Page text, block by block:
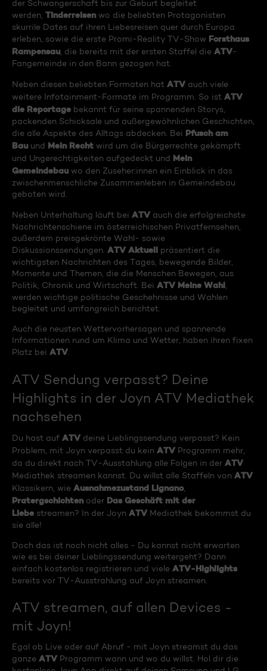
der Schwangerschaft bis zur Geburt begleitet
werden, Tinderreisenwo die beliebten Protagonisten
skurrile Dates auf ihren Liebesreisen quer durch Europa
erleben, sowie die erste Promi-Reality TV-Show Forsthaus
Rampensau , die bereits mit der ersten Staffel die ATV-
Fangemeinde in den Bann gezogen hat.
Neben diesen beliebten Formaten hat ATV auch viele
weitere Infotainment-Formate im Programm. So ist ATV
die Reportage bekannt für seine spannenden Storys,
packenden Schicksale und außergewöhnlichen Geschichten,
die alle Aspekte des Alltags abdecken. Bei Pfusch am
Bau und Mein Recht wird um die Bürgerrechte gekämpft
und Ungerechtigkeiten aufgedeckt und Mein
Gemeindebau wo den Zuseher:innen ein Einblick in das
zwischenmenschliche Zusammenleben in Gemeindebau
geboten wird.
Neben Unterhaltung läuft bei ATV auch die erfolgreichste
Nachrichtenschiene im österreichischen Privatfernsehen,
außerdem preisgekrönte Wahl- sowie
Diskussionssendungen. ATV Aktuell präsentiert die
wichtigsten Nachrichten des Tages, bewegende Bilder,
Momente und Themen, die die Menschen Bewegen, aus
Politik, Chronik und Wirtschaft. Bei ATV Meine Wahl
werden wichtige politische Geschehnisse und Wahlen
begleitet und umfangreich berichtet.
Auch die neusten Wettervorhersagen und spannende
Informationen rund um Klima und Wetter, haben ihren fixen
Platz bei ATV
ATV Sendung verpasst? Deine
Highlights in der Joyn ATV Mediathek
nachsehen
Du hast auf ATV deine Lieblingssendung verpasst? Kein
Problem, mit Joyn verpasst du kein ATV Programm mehr,
da du direkt nach TV-Ausstahlung alle Folgen in der ATV
Mediathek streamen kannst. Du willst alle Staffeln von ATV
Klassikern, wie Ausnahmezustand Lignano,
Pratergschichtenoder Das Geschäft mit der
Liebe streamen? In der Joyn ATV Mediathek bekommst du
sie alle!
Doch das ist noch nicht alles - Du kannst nicht erwarten
wie es bei deiner Lieblingssendung weitergeht? Dann
einfach kostenlos registrieren und viele ATV-Highlights
bereits vor TV-Ausstrahlung auf Joyn streamen.
ATV streamen, auf allen Devices -
mit Joyn!
Egal ob Live oder auf Abruf - mit Joyn streamst du das
ganze ATV Programm wann und wo du willst. Hol dir die